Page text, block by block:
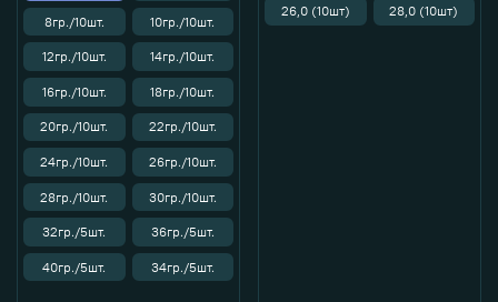
8гр./10шт. 10гр./10шт.
12гр./10шт. 14гр./10шт.
16гр./10шт. 18гр./10шт.
20гр./10шт. 22гр./10шт.
24гр./10шт. 26гр./10шт.
28гр./10шт. 30гр./10шт.
32гр./5шт. 36гр./5шт.
40гр./5шт. 34гр./5шт.
26,0 (10шт) 28,0 (10шт)